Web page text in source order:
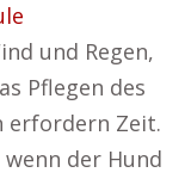
und Regen,
Pflegen des
erfordern Zeit.
der Hund